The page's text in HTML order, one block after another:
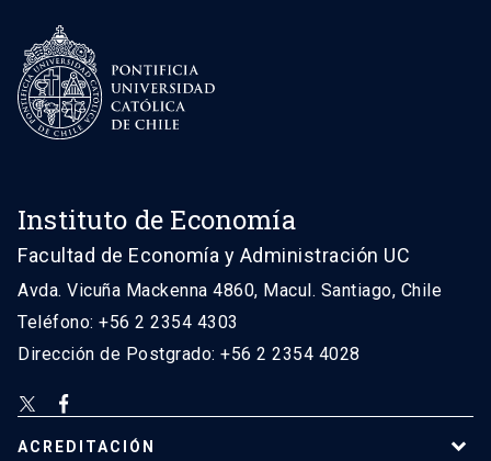
Instituto de Economía
Facultad de Economía y Administración UC
Avda. Vicuña Mackenna 4860, Macul. Santiago, Chile
Teléfono: +56 2 2354 4303
Dirección de Postgrado: +56 2 2354 4028
ACREDITACIÓN